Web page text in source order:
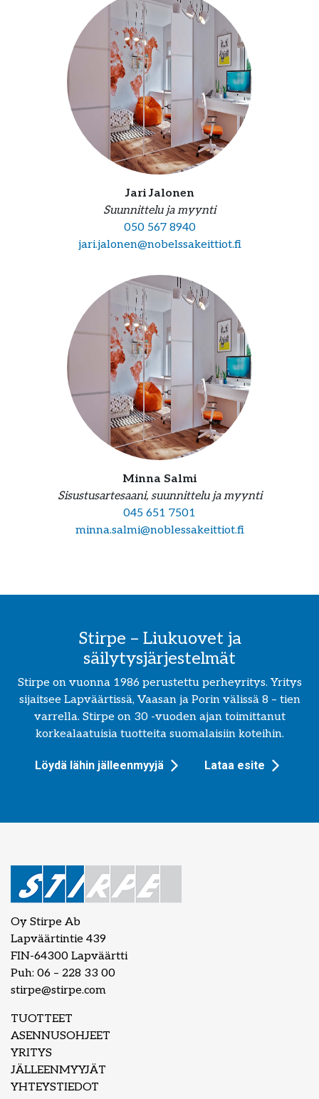
Jari Jalonen
Suunnittelu ja myynti
050 567 8940
jari.jalonen@nobelssakeittiot.fi
Minna Salmi
Sisustusartesaani, suunnittelu ja myynti
045 651 7501
minna.salmi@noblessakeittiot.fi
Stirpe – Liukuovet ja
säilytysjärjestelmät
Stirpe on vuonna 1986 perustettu perheyritys. Yritys
sijaitsee Lapväärtissä, Vaasan ja Porin välissä 8 – tien
varrella. Stirpe on 30 -vuoden ajan toimittanut
korkealaatuisia tuotteita suomalaisiin koteihin.
Löydä lähin jälleenmyyjä Lataa esite
Oy Stirpe Ab
Lapväärtintie 439
FIN-64300 Lapväärtti
Puh: 06 – 228 33 00
stirpe@stirpe.com
TUOTTEET
ASENNUSOHJEET
YRITYS
JÄLLEENMYYJÄT
YHTEYSTIEDOT